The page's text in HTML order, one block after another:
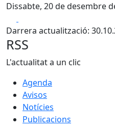
Dissabte, 20 de desembre
Darrera actualització:
RSS
L'actualitat a un clic
Agenda
Avisos
Notícies
Publicacions